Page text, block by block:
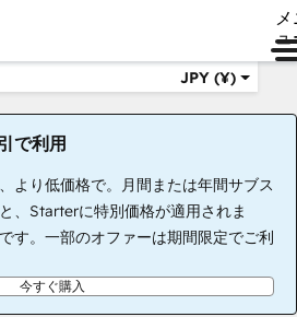
ュ
JPY (¥)
で利用
より低価格で。月間または年間サブス
、Starterに特別価格が適用されま
す。一部のオファーは期間限定でご利
今すぐ購入